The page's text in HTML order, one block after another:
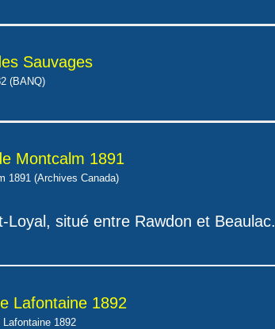
(BANQ)
1891 (Archives Canada)
situé entre Rawdon et Beaulac.
1892